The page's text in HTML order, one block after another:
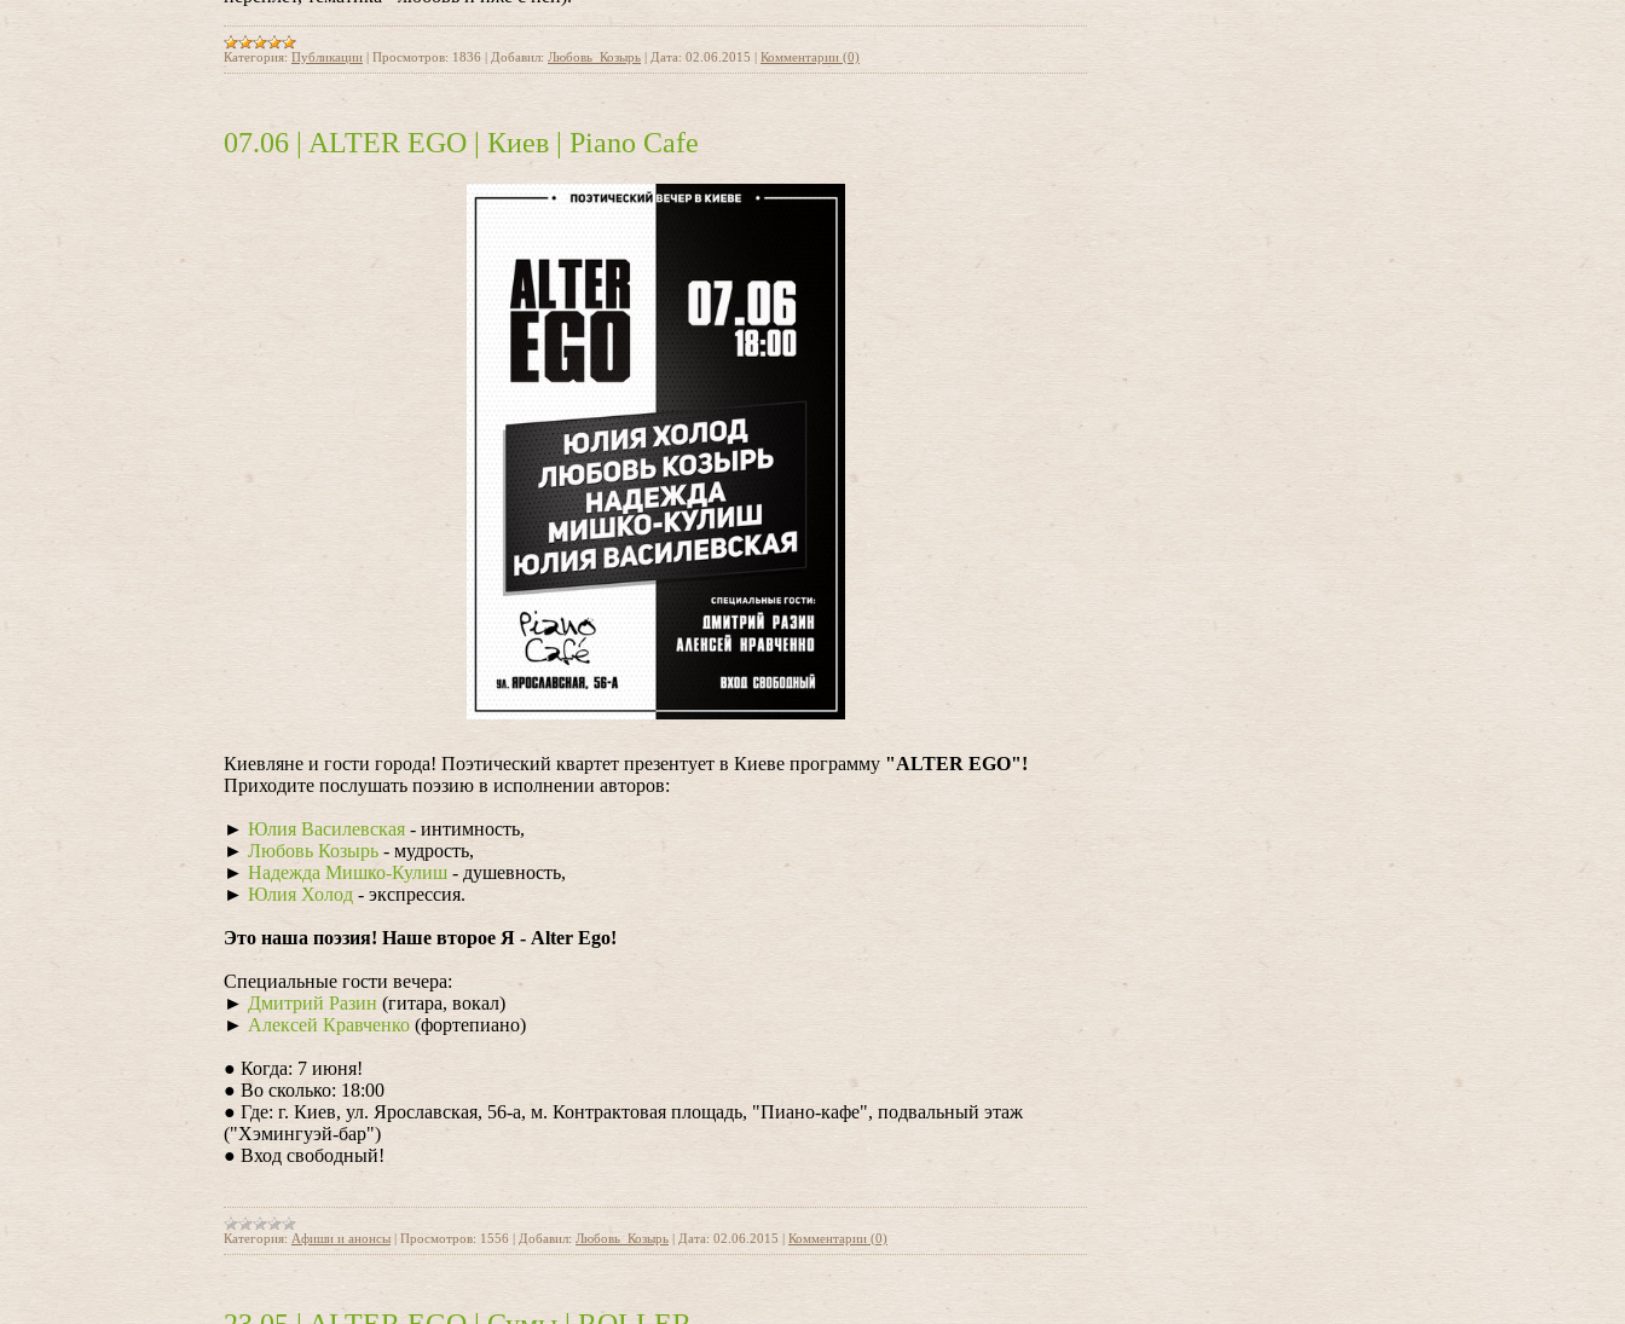
Категория: Публикации | Просмотров: 1836 | Добавил: Любовь_Козырь | Дата: 02.06.2015 | Комментарии (0)
07.06 | ALTER EGO | Киев | Piano Cafe
Киевляне и гости города! Поэтический квартет презентует в Киеве программу "ALTER EGO"!
Приходите послушать поэзию в исполнении авторов:
► Юлия Василевская - интимность,
► Любовь Козырь - мудрость,
► Надежда Мишко-Кулиш - душевность,
► Юлия Холод - экспрессия.
Это наша поэзия! Наше второе Я - Alter Ego!
Специальные гости вечера:
► Дмитрий Разин (гитара, вокал)
► Алексей Кравченко (фортепиано)
● Когда: 7 июня!
● Во сколько: 18:00
● Где: г. Киев, ул. Ярославская, 56-а, м. Контрактовая площадь, "Пиано-кафе", подвальный этаж
("Хэмингуэй-бар")
● Вход свободный!
Категория: Афиши и анонсы | Просмотров: 1556 | Добавил: Любовь_Козырь | Дата: 02.06.2015 | Комментарии (0)